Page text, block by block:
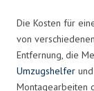
Die Kosten für
von
Entfernung, die
Umzugshelfer
Montagearbeiten